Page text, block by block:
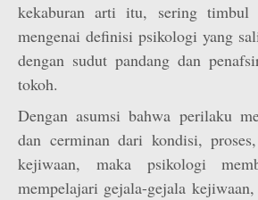
kekaburan arti itu, sering timbul
mengenai definisi psikologi yang
dengan sudut pandang dan
tokoh.
Dengan asumsi bahwa perilaku
dan cerminan dari kondisi,
kejiwaan, maka psikologi
mempelajari gejala-gejala